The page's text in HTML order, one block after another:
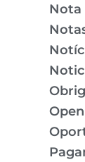
Nota